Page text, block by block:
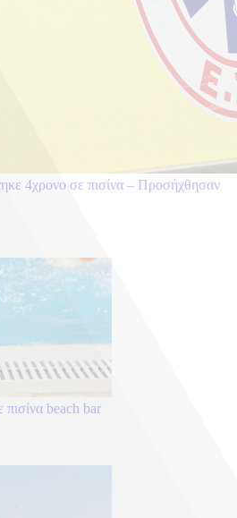
4χρονο σε πισίνα – Προσήχθησαν
beach bar